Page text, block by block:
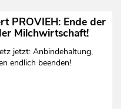
PROVIEH: Ende der
Milchwirtschaft!
jetzt: Anbindehaltung,
endlich beenden!